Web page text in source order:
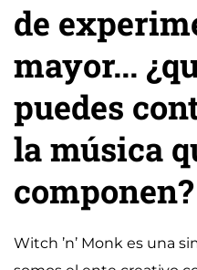
de
mayor...
puedes
la música
componen?
Witch ’n’ Monk es una